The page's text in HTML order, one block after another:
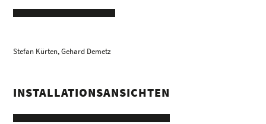
Stefan Kürten,Gehard Demetz
INSTALLATIONSANSICHTEN